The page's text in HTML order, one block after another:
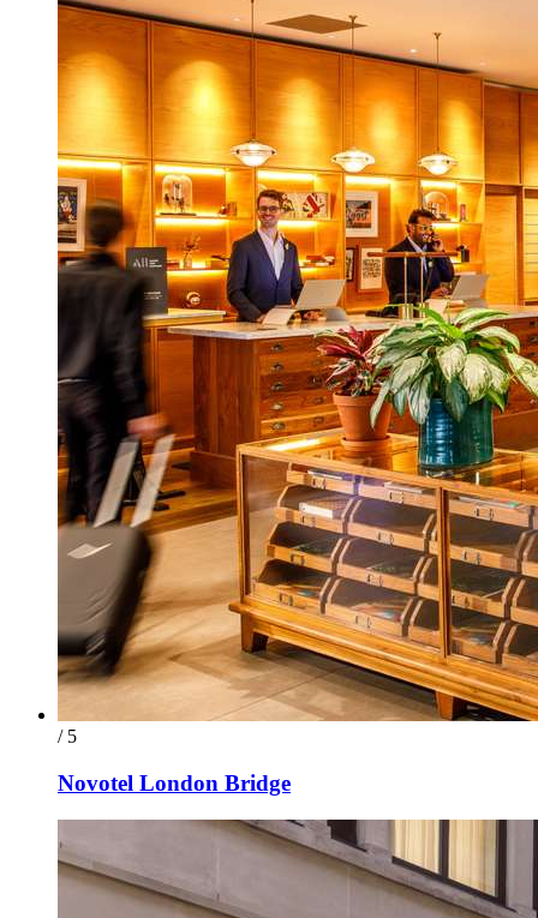
/ 5
Novotel London Bridge